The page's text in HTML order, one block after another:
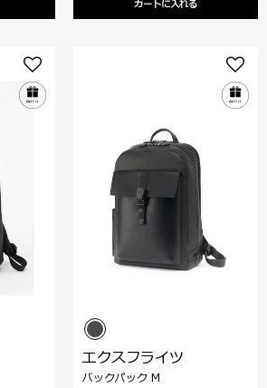
カートに入れる
エクスフライツ
バックパック M